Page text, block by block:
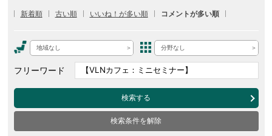
新着順 古い順 いいね！が多い順 コメントが多い順
地域なし 分野なし
フリーワード
検索する
検索条件を解除